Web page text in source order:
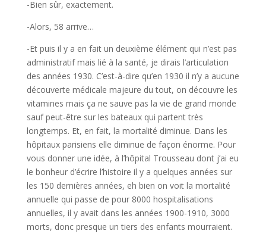
-Bien sûr, exactement.
-Alors, 58 arrive…
-Et puis il y a en fait un deuxième élément qui n’est pas
administratif mais lié à la santé, je dirais l’articulation
des années 1930. C’est-à-dire qu’en 1930 il n’y a aucune
découverte médicale majeure du tout, on découvre les
vitamines mais ça ne sauve pas la vie de grand monde
sauf peut-être sur les bateaux qui partent très
longtemps. Et, en fait, la mortalité diminue. Dans les
hôpitaux parisiens elle diminue de façon énorme. Pour
vous donner une idée, à l’hôpital Trousseau dont j’ai eu
le bonheur d’écrire l’histoire il y a quelques années sur
les 150 dernières années, eh bien on voit la mortalité
annuelle qui passe de pour 8000 hospitalisations
annuelles, il y avait dans les années 1900-1910, 3000
morts, donc presque un tiers des enfants mourraient.